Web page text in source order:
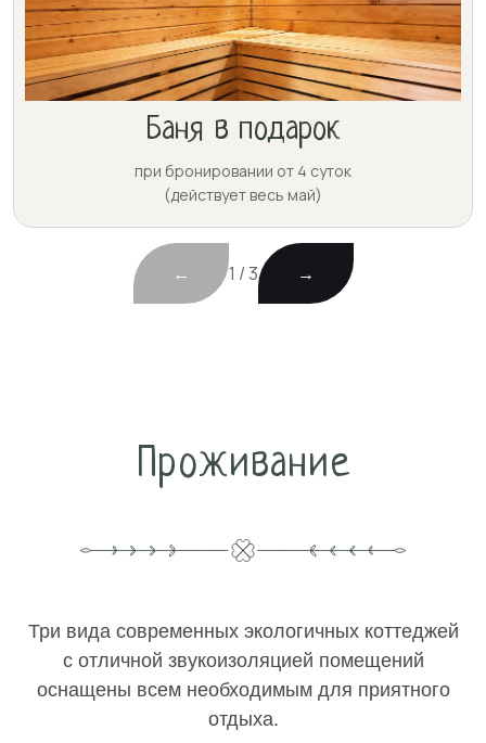
Баня в подарок
при бронировании от 4 суток
(действует весь май)
← 1 / 3 →
Проживание
Три вида современных экологичных коттеджей
с отличной звукоизоляцией помещений
оснащены всем необходимым для приятного
отдыха.